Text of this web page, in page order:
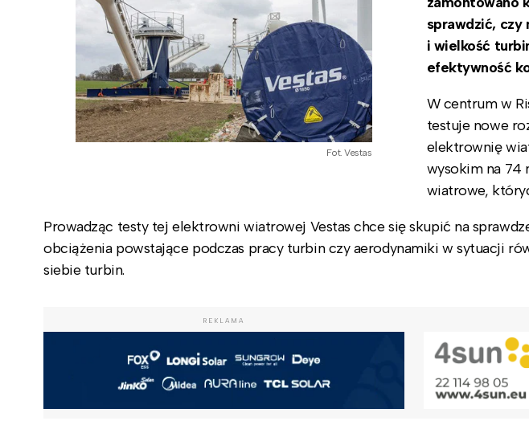
Fot. Vestas
sprawdzić,
i wielkość
efektywność
W centrum w
testuje nowe
elektrownię
wysokim na 74
wiatrowe,
Prowadząc testy tej elektrowni wiatrowej Vestas chce się skupić na
obciążenia powstające podczas pracy turbin czy aerodynamiki w sytuacji
siebie turbin.
REKLAMA